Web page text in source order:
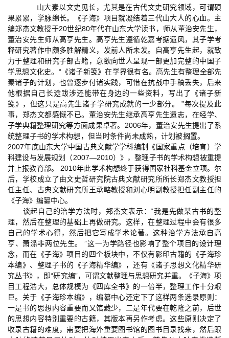
山大素以文史见长，尤其是在古代文史研究领域，可谓硕
果累累，学脉绵长。《子海》项目就凝结着三代山大人的心血。主
编郑杰文教授于20世纪80年代在山东大学读书，师从董治安先生，
董治安先生师从高亨先生。高亨先生遵循乾嘉考据遗风，其子学考
释研究著作中颇多胜解精义，发前人所未发。自高亨先生起，就致
力于整理和研究子部古籍，意欲向世人呈现一部更加完整的中国子
学思想文化史。“《诸子新笺》在学界很有名。高先生有整理全部先
秦诸子的计划，也曾逐步付诸实践，可惜在抗战中手稿丢失，后来
他根据自己长途跋涉还能带在身边的一些资料，写出了《诸子新
笺》，但这只是高先生诸子学研究成就的一少部分。 ”每次提及此
事，郑杰文都感慨不已。董治安先生继承高亨先生遗志，在经学、
子学典籍整理研究等方面成果卓著。2006年，董治安先生提出了系
统整理子书的学术构想，但当时条件尚未成熟，计划被搁置。
2007年底山东大学中国古典文献学学科编制《国家重点（培育）学
科建设与发展规划（2007—2010）》，整理子书的学术构想被重提
并上报教育部。 2010年此学术构想终于获得国家社科基金立项。尔
后，学校成立了由文史哲研究院古典文献研究所所长郑杰文教授担
任主任、古典文献研究所王承略教授和刘心明副教授担任副主任的
《子海》编纂中心。
谈起自己的治学方法时，郑杰文表示：“我是先做某古书的整
理，然后在整理的基础上再做研究。这样，在整理过程中会有很多
自己的学术心得，然后把它写成学术论著。这种治学方法承自高
亨、萧涤非两位先生。 ”这一为学路径也影响了整个项目的设计理
念，而在《子海》项目的四个板块中，不仅有影印古籍的《子海珍
本编》、整理子书的《子海精华编》，还有《诸子思想文化精华研
究丛书》，即“研究编”，可谓文献整理与思想研究并重。《子海》项
目工程浩大，总体规模为《四库全书》的一倍半，整理工作十分艰
巨。关于《子海珍本编》，编纂中心还定下了这样两条选录原则：
一是书的思想内容重要而又馆藏少，二是年代要在乾隆之前，后世
的思想内容特别重要的古籍，其版本再另作考虑。这些原则决定了
收录古籍的难度，需要把海外重要图书馆的图书目录找来，然后跟